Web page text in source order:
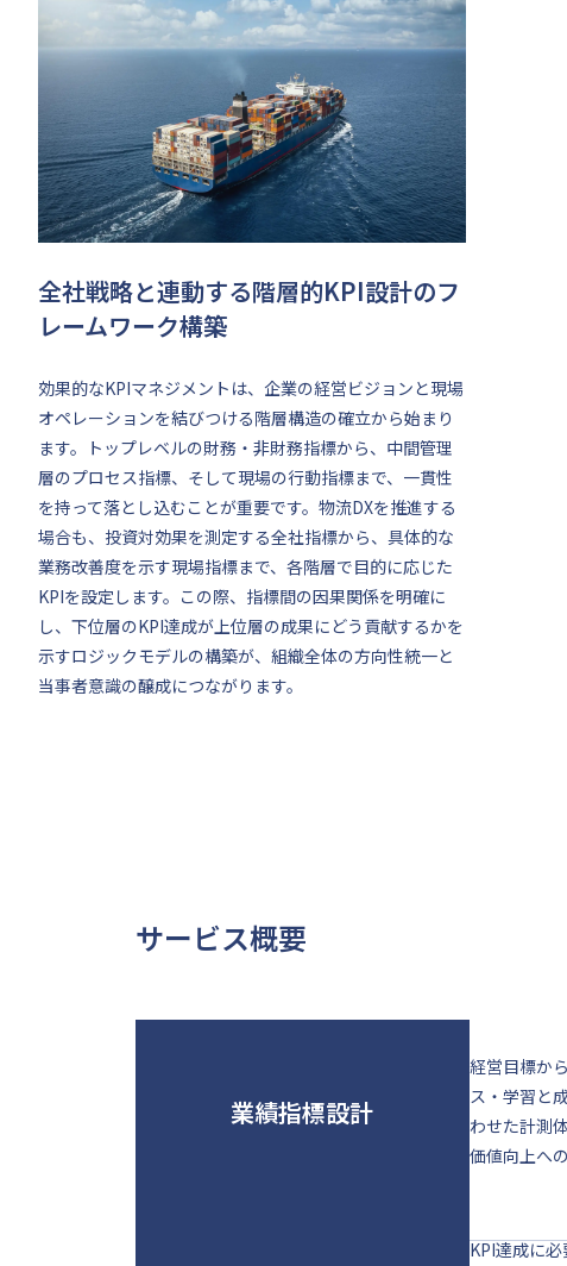
全社戦略と連動する階層的KPI設計のフ
レームワーク構築
効果的なKPIマネジメントは、企業の経営ビジョンと現場
オペレーションを結びつける階層構造の確立から始まり
ます。トップレベルの財務・非財務指標から、中間管理
層のプロセス指標、そして現場の行動指標まで、一貫性
を持って落とし込むことが重要です。物流DXを推進する
場合も、投資対効果を測定する全社指標から、具体的な
業務改善度を示す現場指標まで、各階層で目的に応じた
KPIを設定します。この際、指標間の因果関係を明確に
し、下位層のKPI達成が上位層の成果にどう貢献するかを
示すロジックモデルの構築が、組織全体の方向性統一と
当事者意識の醸成につながります。
サービス概要
業績指標設計
経営目標か
ス・学習と
わせた計測
価値向上へ
KPI達成に